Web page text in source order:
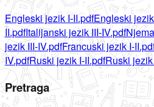
Engleski jezik I-II.pdfEngleski
II.pdfItalijanski jezik III-IV.pdf
jezik III-IV.pdfFrancuski jezik I-
IV.pdfRuski jezik I-II.pdfRuski
Pretraga